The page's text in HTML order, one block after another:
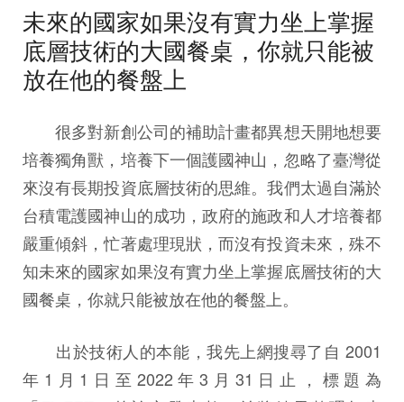
未來的國家如果沒有實力坐上掌握
底層技術的大國餐桌，你就只能被
放在他的餐盤上
很多對新創公司的補助計畫都異想天開地想要
培養獨角獸，培養下一個護國神山，忽略了臺灣從
來沒有長期投資底層技術的思維。我們太過自滿於
台積電護國神山的成功，政府的施政和人才培養都
嚴重傾斜，忙著處理現狀，而沒有投資未來，殊不
知未來的國家如果沒有實力坐上掌握底層技術的大
國餐桌，你就只能被放在他的餐盤上。
出於技術人的本能，我先上網搜尋了自 2001
年1月1日至2022年3月31日止，標題為